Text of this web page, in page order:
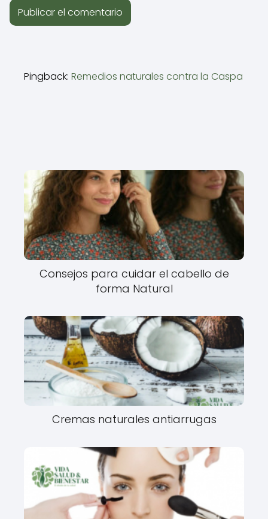
Pingback: Remedios naturales contra la Caspa
Consejos para cuidar el cabello de
forma Natural
Cremas naturales antiarrugas